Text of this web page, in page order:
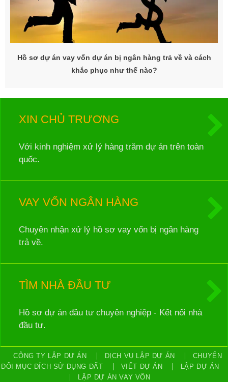
Hồ sơ dự án vay vốn dự án bị ngân hàng trả về và cách
khắc phục như thế nào?
XIN CHỦ TRƯƠNG
Với kinh nghiệm xử lý hàng trăm dự án trên toàn
quốc.
VAY VỐN NGÂN HÀNG
Chuyên nhận xử lý hồ sơ vay vốn bị ngân hàng
trả về.
TÌM NHÀ ĐẦU TƯ
Hồ sơ dự án đầu tư chuyên nghiệp - Kết nối nhà
đầu tư.
CÔNG TY LẬP DỰ ÁN DỊCH VỤ LẬP DỰ ÁN
CHUYỂN
ĐỔI MỤC ĐÍCH SỬ DỤNG ĐẤT
VIẾT DỰ ÁN
LẬP DỰ ÁN
LẬP DỰ ÁN VAY VỐN